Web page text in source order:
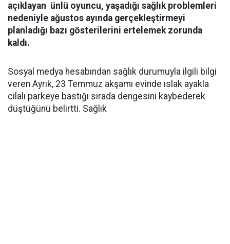
açıklayan ünlü oyuncu, yaşadığı sağlık problemleri
nedeniyle ağustos ayında gerçekleştirmeyi
planladığı bazı gösterilerini ertelemek zorunda
kaldı.
Sosyal medya hesabından sağlık durumuyla ilgili bilgi
veren Ayrık, 23 Temmuz akşamı evinde ıslak ayakla
cilalı parkeye bastığı sırada dengesini kaybederek
düştüğünü belirtti. Sağlık